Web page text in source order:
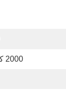
2000 كيلو نيوتن